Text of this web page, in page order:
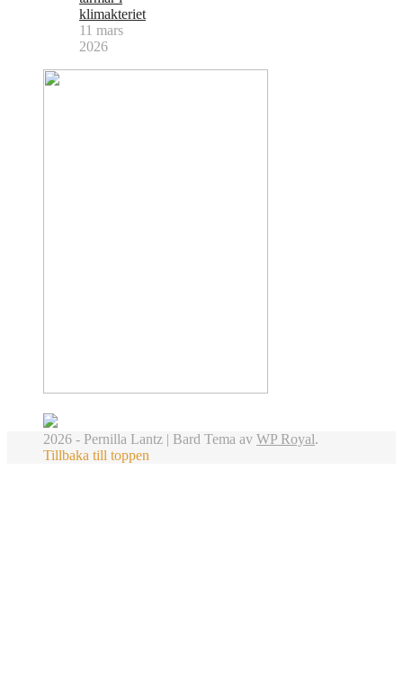
klimakteriet
11 mars
2026
2026 - Pernilla Lantz | Bard Tema av WP Royal.
Tillbaka till toppen